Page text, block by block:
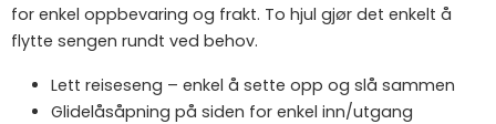
for enkel oppbevaring og frakt. To hjul gjør det enkelt å
flytte sengen rundt ved behov.
Lett reiseseng – enkel å sette opp og slå sammen
Glidelåsåpning på siden for enkel inn/utgang